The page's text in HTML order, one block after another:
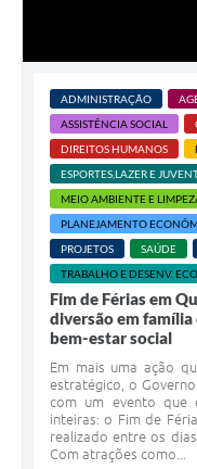
ADMINISTRAÇÃO
ASSISTÊNCIA SOCIAL
DIREITOS HUMANOS
ESPORTES,LAZER E
MEIO AMBIENTE E
PLANEJAMENTO
PROJETOS
SAÚDE
TRABALHO E DESENV.
Fim de Férias em
diversão em
bem-estar social
Em mais uma ação
estratégico, o
com um evento que
inteiras: o Fim de
realizado entre os
Com atrações como...